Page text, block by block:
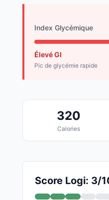
Index Glycémique
Élevé GI
Pic de glycémie rapide
320
Calories
Score Logi: 3/